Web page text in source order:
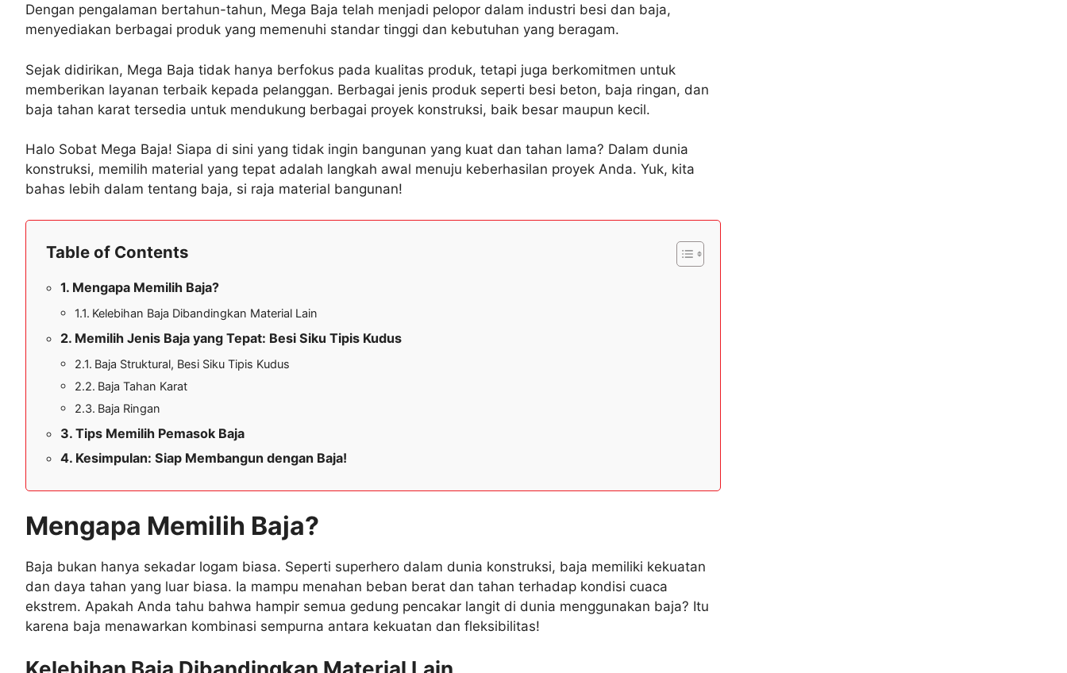
Dengan pengalaman bertahun-tahun, Mega Baja telah menjadi pelopor dalam industri besi dan baja,
menyediakan berbagai produk yang memenuhi standar tinggi dan kebutuhan yang beragam.
Sejak didirikan, Mega Baja tidak hanya berfokus pada kualitas produk, tetapi juga berkomitmen untuk
memberikan layanan terbaik kepada pelanggan. Berbagai jenis produk seperti besi beton, baja ringan, dan
baja tahan karat tersedia untuk mendukung berbagai proyek konstruksi, baik besar maupun kecil.
Halo Sobat Mega Baja! Siapa di sini yang tidak ingin bangunan yang kuat dan tahan lama? Dalam dunia
konstruksi, memilih material yang tepat adalah langkah awal menuju keberhasilan proyek Anda. Yuk, kita
bahas lebih dalam tentang baja, si raja material bangunan!
Table of Contents
Mengapa Memilih Baja?
Kelebihan Baja Dibandingkan Material Lain
Memilih Jenis Baja yang Tepat: Besi Siku Tipis Kudus
Baja Struktural, Besi Siku Tipis Kudus
Baja Tahan Karat
Baja Ringan
Tips Memilih Pemasok Baja
Kesimpulan: Siap Membangun dengan Baja!
Mengapa Memilih Baja?
Baja bukan hanya sekadar logam biasa. Seperti superhero dalam dunia konstruksi, baja memiliki kekuatan
dan daya tahan yang luar biasa. Ia mampu menahan beban berat dan tahan terhadap kondisi cuaca
ekstrem. Apakah Anda tahu bahwa hampir semua gedung pencakar langit di dunia menggunakan baja? Itu
karena baja menawarkan kombinasi sempurna antara kekuatan dan fleksibilitas!